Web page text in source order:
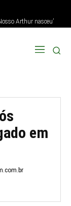
Arthur nasceu’
em